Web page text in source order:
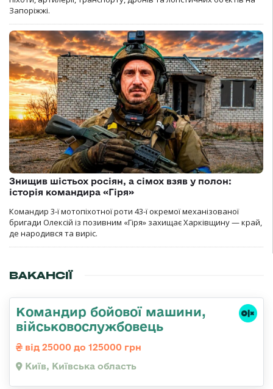
Запоріжжі.
Знищив шістьох росіян, а сімох взяв у полон:
історія командира «Гіря»
Командир 3-ї мотопіхотної роти 43-ї окремої механізованої
бригади Олексій із позивним «Гіря» захищає Харківщину — край,
де народився та виріс.
ВАКАНСІЇ
Командиp бойової машини,
військовослужбовець
від 25000 до 125000 грн
Київ, Київська область